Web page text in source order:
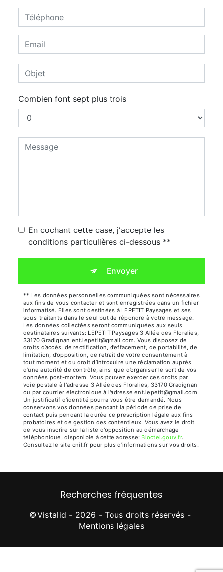
Combien font sept plus trois
En cochant cette case, j'accepte les
conditions particulières ci-dessous **
Envoyer
** Les données personnelles communiquées sont nécessaires
aux fins de vous contacter et sont enregistrées dans un fichier
informatisé. Elles sont destinées à LEPETIT Paysages et ses
sous-traitants dans le seul but de répondre à votre message.
Les données collectées seront communiquées aux seuls
destinataires suivants: LEPETIT Paysages 3 Allée des Floralies,
33170 Gradignan ent.lepetit@gmail.com. Vous disposez de
droits d’accès, de rectification, d’effacement, de portabilité, de
limitation, d’opposition, de retrait de votre consentement à
tout moment et du droit d’introduire une réclamation auprès
d’une autorité de contrôle, ainsi que d’organiser le sort de vos
données post-mortem. Vous pouvez exercer ces droits par
voie postale à l'adresse 3 Allée des Floralies, 33170 Gradignan
ou par courrier électronique à l'adresse ent.lepetit@gmail.com.
Un justificatif d'identité pourra vous être demandé. Nous
conservons vos données pendant la période de prise de
contact puis pendant la durée de prescription légale aux fins
probatoires et de gestion des contentieux. Vous avez le droit
de vous inscrire sur la liste d'opposition au démarchage
téléphonique, disponible à cette adresse:
Bloctel.gouv.fr.
Consultez le site cnil.fr pour plus d’informations sur vos droits.
Recherches fréquentes
©Vistalid - 2026 - Tous droits réservés -
Mentions légales